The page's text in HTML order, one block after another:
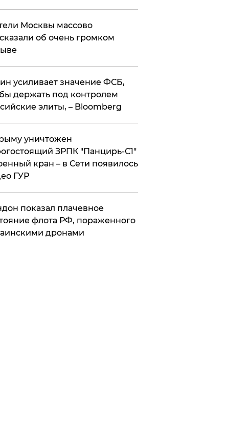
Москвы массово
об очень громком
усиливает значение ФСБ,
держать под контролем
элиты, – Bloomberg
уничтожен
ЗРПК "Панцирь-С1"
кран – в Сети появилось
ГУР
показал плачевное
флота РФ, пораженного
дронами